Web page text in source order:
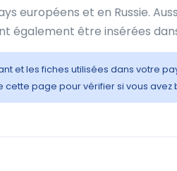
européens et en Russie.
également être insérées
et les fiches utilisées dans votre
cette page pour vérifier si vous